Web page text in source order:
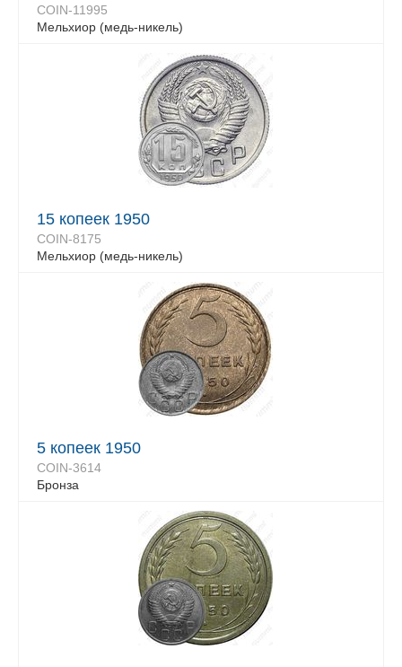
COIN-11995
Мельхиор (медь-никель)
15 копеек 1950
COIN-8175
Мельхиор (медь-никель)
5 копеек 1950
COIN-3614
Бронза